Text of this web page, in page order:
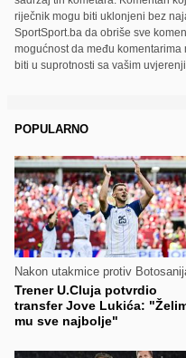
riječnik mogu biti uklonjeni bez
SportSport.ba da obriše sve
mogućnost da među
biti u suprotnosti sa vašim
POPULARNO
Nakon utakmice protiv
Trener U.Cluja potvrdio
transfer Jove Lukića:
mu sve najbolje"